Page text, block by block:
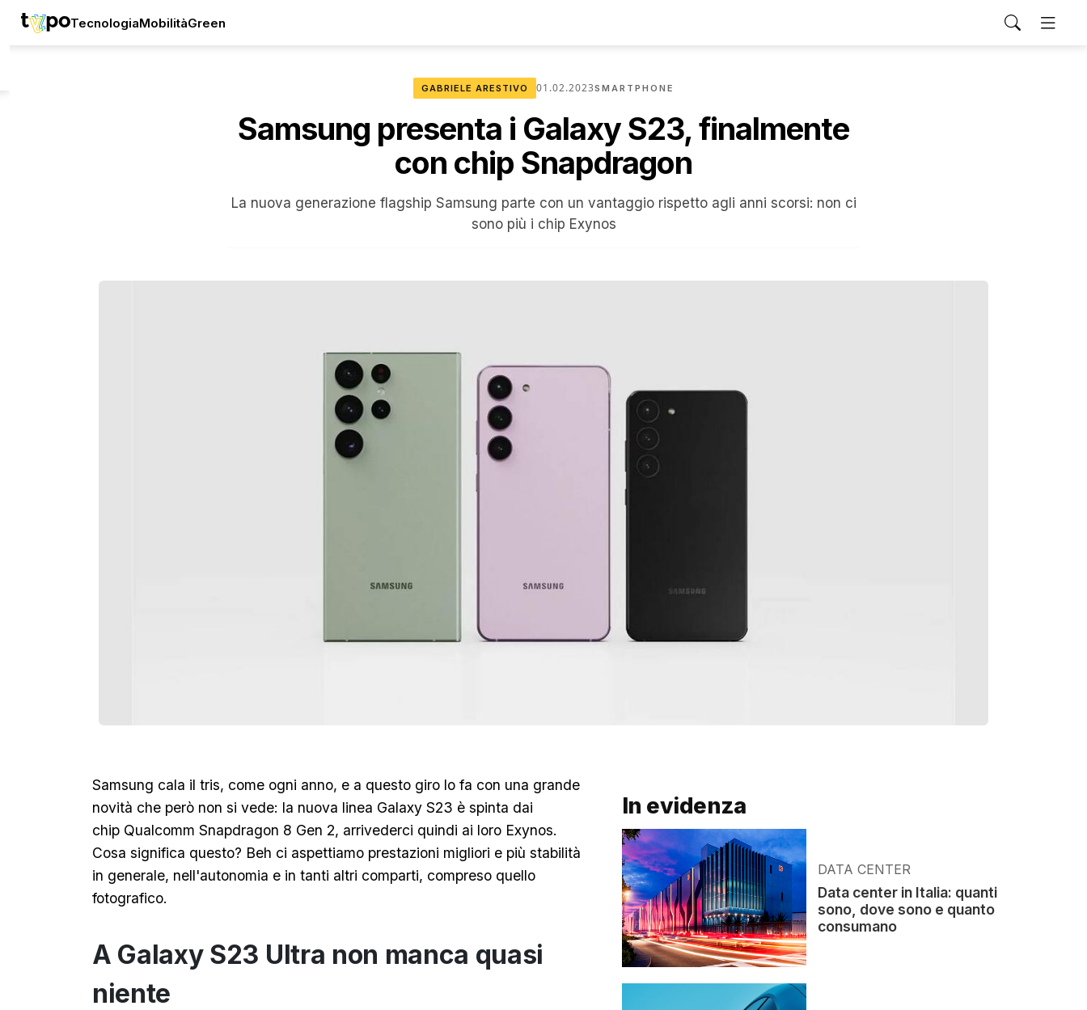
TecnologiaMobilitàGreen
GABRIELE ARESTIVO 01.02.2023SMARTPHONE
Samsung presenta i Galaxy S23, finalmente
con chip Snapdragon
La nuova generazione flagship Samsung parte con un vantaggio rispetto agli anni scorsi: non ci
sono più i chip Exynos
Samsung cala il tris, come ogni anno, e a questo giro lo fa con una grande
novità che però non si vede: la nuova linea Galaxy S23 è spinta dai
chip Qualcomm Snapdragon 8 Gen 2, arrivederci quindi ai loro Exynos.
Cosa significa questo? Beh ci aspettiamo prestazioni migliori e più stabilità
in generale, nell'autonomia e in tanti altri comparti, compreso quello
fotografico.
A Galaxy S23 Ultra non manca quasi
niente
In evidenza
DATA CENTER
Data center in Italia: quanti
sono, dove sono e quanto
consumano